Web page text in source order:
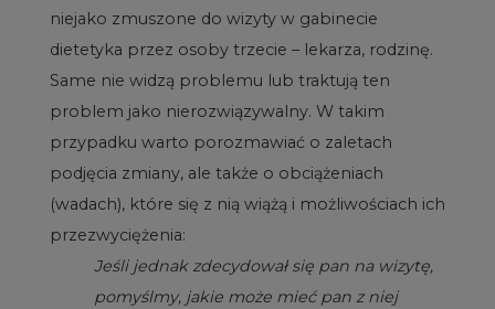
niejako zmuszone do wizyty w gabinecie
dietetyka przez osoby trzecie – lekarza, rodzinę.
Same nie widzą problemu lub traktują ten
problem jako nierozwiązywalny. W takim
przypadku warto porozmawiać o zaletach
podjęcia zmiany, ale także o obciążeniach
(wadach), które się z nią wiążą i możliwościach ich
przezwyciężenia:
Jeśli jednak zdecydował się pan na wizytę,
pomyślmy, jakie może mieć pan z niej